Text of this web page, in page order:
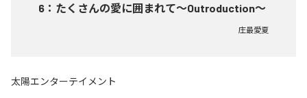
6 ： たくさんの愛に囲まれて～Outroduction～
庄最愛夏
太陽エンターテイメント